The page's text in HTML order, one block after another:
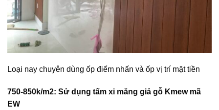
Loại nay chuyên dùng ốp điểm nhấn và ốp vị trí mặt tiền
750-850k/m2: Sử dụng tấm xi măng giả gỗ Kmew mã
EW